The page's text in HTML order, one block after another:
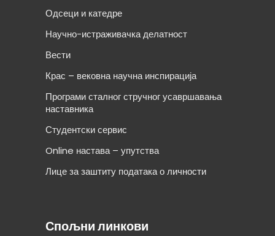
Одсеци и катедре
Научно-истраживачка делатност
Вести
Крас – вековна научна инспирација
Програми сталног стручног усавршавања
наставника
Студентски сервис
Online настава – упутства
Лице за заштиту података о личности
Спољни линкови